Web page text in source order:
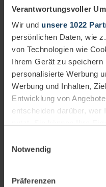
Verantwortungsvoller
Wir und unsere 1022
persönlichen Daten, wie
von Technologien wie
Ihrem Gerät zu
personalisierte Werbung
Werbung und Inhalten,
Entwicklung von
entscheiden darüber, wer
Trigger Symbol ändern
Notwendig
Präferenzen
Java Kompetenz seit
Kompetenz in der
AUTOR
Martin
Head
Biographie
22.12.2025 4
Erfolgsfaktoren wie
stehen im Zentrum jeder
audius.